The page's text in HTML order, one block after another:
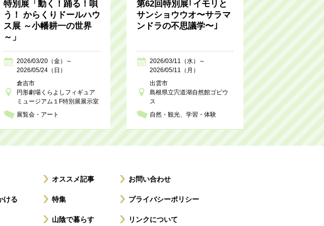
特別展「動く！踊る！唄
う！ からくりドールハウ
ス展 ～小幡耕一の世界
～」
2026/03/20（金）～
2026/05/24（日）
倉吉市
円形劇場くらよしフィギュア
ミュージアム１F特別展展示室
展覧会・アート
第62回特別展｢イモリと
サンショウウオ〜サラマ
ンドラの不思議学〜｣
2026/03/11（水）～
2026/05/11（月）
出雲市
島根県立宍道湖自然館ゴビウ
ス
自然・観光
学習・体験
ける
オススメ記事
特集
山陰で暮らす
お問い合わせ
プライバシーポリシー
リンクについて